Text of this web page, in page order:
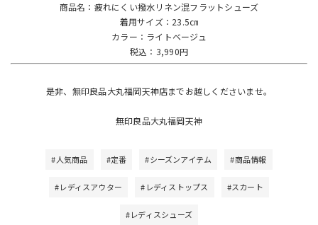
商品名：疲れにくい撥水リネン混フラットシューズ
着用サイズ：23.5㎝
カラー：ライトベージュ
税込：3,990円
是非、無印良品大丸福岡天神店までお越しくださいませ。
無印良品大丸福岡天神
#人気商品 #定番 #シーズンアイテム #商品情報
#レディスアウター #レディストップス #スカート
#レディスシューズ